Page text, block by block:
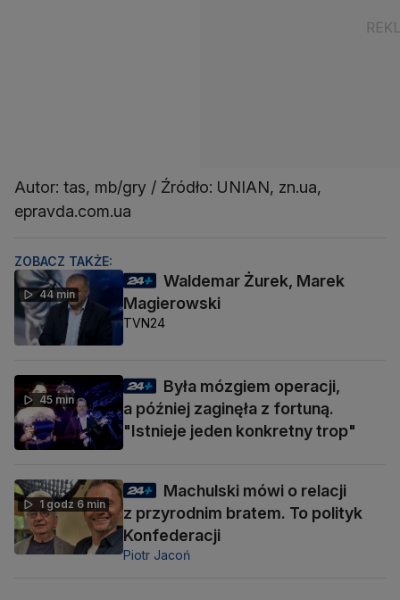
Autor: tas, mb/gry / Źródło: UNIAN, zn.ua,
epravda.com.ua
ZOBACZ TAKŻE:
44 min
Waldemar Żurek, Marek
Magierowski
TVN24
45 min
Była mózgiem operacji,
a później zaginęła z fortuną.
"Istnieje jeden konkretny trop"
1 godz 6 min
Machulski mówi o relacji
z przyrodnim bratem. To polityk
Konfederacji
Piotr Jacoń